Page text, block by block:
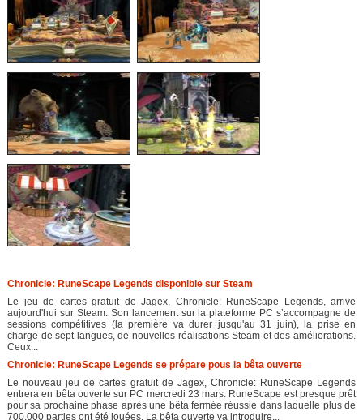
Chronicle: RuneScape Legends disponible sur Steam
Le jeu de cartes gratuit de Jagex, Chronicle: RuneScape Legends, arrive
aujourd'hui sur Steam. Son lancement sur la plateforme PC s’accompagne de
sessions compétitives (la première va durer jusqu'au 31 juin), la prise en
charge de sept langues, de nouvelles réalisations Steam et des améliorations.
Ceux...
Chronicle: RuneScape Legends se prépare pous la bêta ouverte
Le nouveau jeu de cartes gratuit de Jagex, Chronicle: RuneScape Legends
entrera en bêta ouverte sur PC mercredi 23 mars. RuneScape est presque prêt
pour sa prochaine phase après une bêta fermée réussie dans laquelle plus de
700.000 parties ont été jouées. La bêta ouverte va introduire...